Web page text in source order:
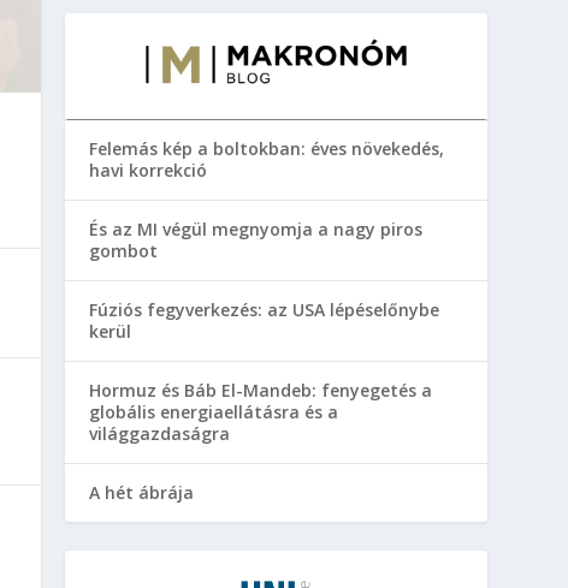
Felemás kép a boltokban: éves növekedés,
havi korrekció
És az MI végül megnyomja a nagy piros
gombot
Fúziós fegyverkezés: az USA lépéselőnybe
kerül
Hormuz és Báb El-Mandeb: fenyegetés a
globális energiaellátásra és a
világgazdaságra
A hét ábrája